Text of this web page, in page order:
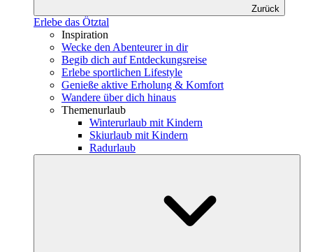
Zurück
Erlebe das Ötztal
Inspiration
Wecke den Abenteurer in dir
Begib dich auf Entdeckungsreise
Erlebe sportlichen Lifestyle
Genieße aktive Erholung & Komfort
Wandere über dich hinaus
Themenurlaub
Winterurlaub mit Kindern
Skiurlaub mit Kindern
Radurlaub